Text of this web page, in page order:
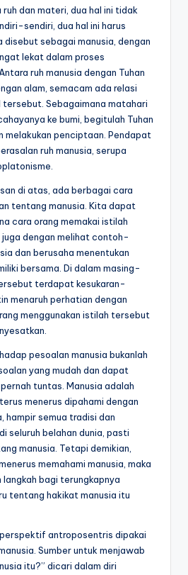
dan materi, dua hal ini tidak
sendiri, dua hal ini harus
disebut sebagai manusia, dengan
lekat dalam proses
ruh manusia dengan Tuhan
alam, semacam ada relasi
tersebut. Sebagaimana matahari
ke bumi, begitulah Tuhan
melakukan penciptaan. Pendapat
ruh manusia, serupa
di atas, ada berbagai cara
tentang manusia. Kita dapat
cara orang memakai istilah
juga dengan melihat contoh-
dan berusaha menentukan
bersama. Di dalam masing-
terdapat kesukaran-
menaruh perhatian dengan
menggunakan istilah tersebut
pesoalan manusia bukanlah
yang mudah dan dapat
tuntas. Manusia adalah
menerus dipahami dengan
hampir semua tradisi dan
seluruh belahan dunia, pasti
manusia. Tetapi demikian,
memahami manusia, maka
bagi terungkapnya
tentang hakikat manusia itu
antroposentris dipakai
Sumber untuk menjawab
itu?” dicari dalam diri